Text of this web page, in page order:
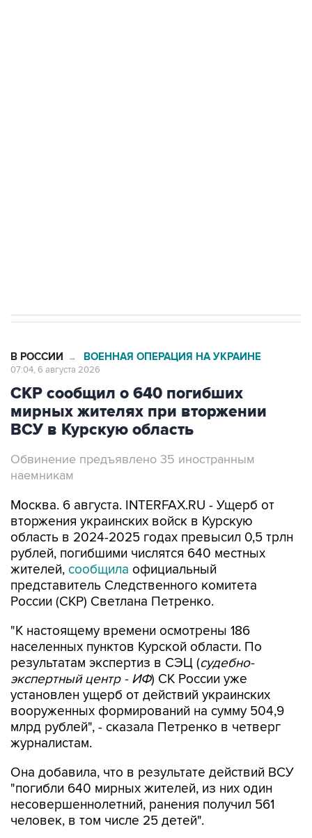
В РОССИИ → ВОЕННАЯ ОПЕРАЦИЯ НА УКРАИНЕ
07:04, 6 августа 2026
СКР сообщил о 640 погибших
мирных жителях при вторжении
ВСУ в Курскую область
Обвинение предъявлено 35 иностранным
наемникам
Москва. 6 августа. INTERFAX.RU - Ущерб от
вторжения украинских войск в Курскую
область в 2024-2025 годах превысил 0,5 трлн
рублей, погибшими числятся 640 местных
жителей, сообщила официальный
представитель Следственного комитета
России (СКР) Светлана Петренко.
"К настоящему времени осмотрены 186
населенных пунктов Курской области. По
результатам экспертиз в СЭЦ (судебно-
экспертный центр - ИФ) СК России уже
установлен ущерб от действий украинских
вооруженных формирований на сумму 504,9
млрд рублей", - сказала Петренко в четверг
журналистам.
Она добавила, что в результате действий ВСУ
"погибли 640 мирных жителей, из них один
несовершеннолетний, ранения получил 561
человек, в том числе 25 детей".